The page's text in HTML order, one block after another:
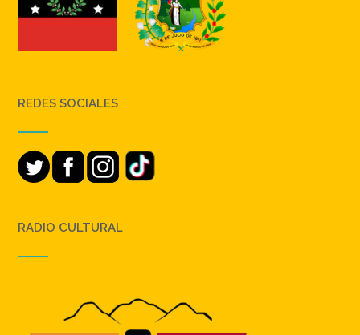
REDES SOCIALES
RADIO CULTURAL